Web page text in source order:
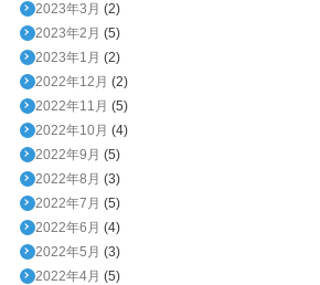
2023年3月 (2)
2023年2月 (5)
2023年1月 (2)
2022年12月 (2)
2022年11月 (5)
2022年10月 (4)
2022年9月 (5)
2022年8月 (3)
2022年7月 (5)
2022年6月 (4)
2022年5月 (3)
2022年4月 (5)